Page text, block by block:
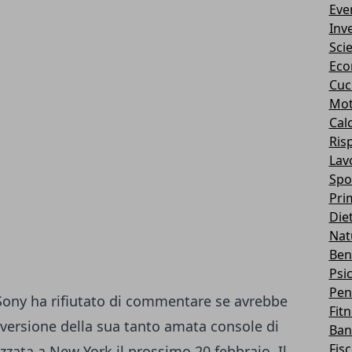
ha rifiutato di commentare se avrebbe
della sua tanto amata console di